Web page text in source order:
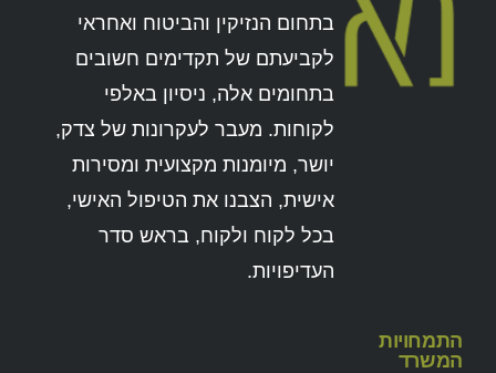
בתחום הנזיקין והביטוח ואחראי
לקביעתם של תקדימים חשובים
בתחומים אלה, ניסיון באלפי
לקוחות. מעבר לעקרונות של צדק,
יושר, מיומנות מקצועית ומסירות
אישית, הצבנו את הטיפול האישי,
בכל לקוח ולקוח, בראש סדר
העדיפויות.
התמחויות
המשרד